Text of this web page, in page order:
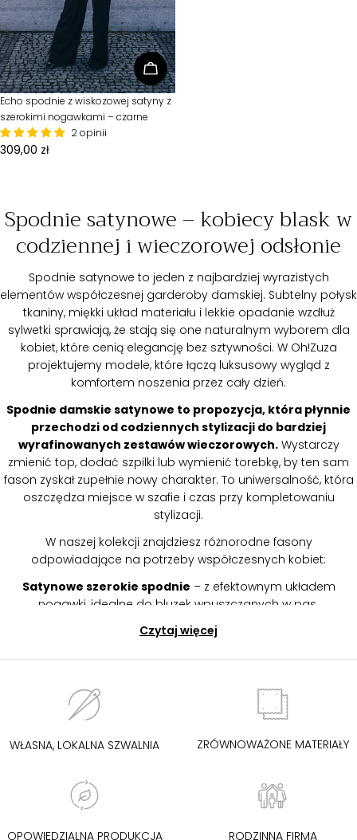
Wybierz opcje
Typ:
Echo spodnie z wiskozowej satyny z
szerokimi nogawkami – czarne
2 opinii
Cena
309,00 zł
Spodnie satynowe – kobiecy blask w
codziennej i wieczorowej odsłonie
Spodnie satynowe to jeden z najbardziej wyrazistych
elementów współczesnej garderoby damskiej. Subtelny połysk
tkaniny, miękki układ materiału i lekkie opadanie wzdłuż
sylwetki sprawiają, że stają się one naturalnym wyborem dla
kobiet, które cenią elegancję bez sztywności. W Oh!Zuza
projektujemy modele, które łączą luksusowy wygląd z
komfortem noszenia przez cały dzień.
Spodnie damskie satynowe to propozycja, która płynnie
przechodzi od codziennych stylizacji do bardziej
wyrafinowanych zestawów wieczorowych.Wystarczy
zmienić top, dodać szpilki lub wymienić torebkę, by ten sam
fason zyskał zupełnie nowy charakter. To uniwersalność, która
oszczędza miejsce w szafie i czas przy kompletowaniu
stylizacji.
W naszej kolekcji znajdziesz różnorodne fasony
odpowiadające na potrzeby współczesnych kobiet:
Satynowe szerokie spodnie – z efektownym układem
nogawki, idealne do bluzek wpuszczanych w pas.
Spodnie satynowe z wysokim stanem
wydłużające nogi i podkreślające talię.
Modele z gumą w pasie– wygodne na co dzień, łatwe w
Fasony proste i lekko zwężane
– minimalistyczne,
eleganckie, doskonałe do pracy biurowej.
i odzieżą premium dbamy o to,
aby każda kobieta mogła znaleźć model dopasowany do
dlatego nasze spodnie pięknie prezentują się zarówno w
klasycznych, jak i plus size odsłonach.
Wybierając spodnie satynowe z kolekcji Oh!Zuza,
Czytaj więcej
WŁASNA, LOKALNA SZWALNIA ZRÓWNOWAŻONE MATERIAŁY
OPOWIEDZIALNA PRODUKCJA RODZINNA FIRMA